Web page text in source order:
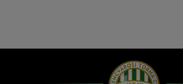
Hírek